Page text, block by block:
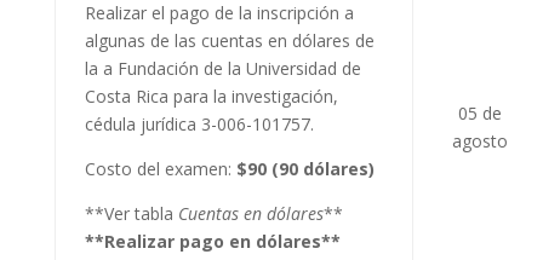
Realizar el pago de la inscripción a
algunas de las cuentas en dólares de
la a Fundación de la Universidad de
Costa Rica para la investigación,
cédula jurídica 3-006-101757.
Costo del examen: $90 (90 dólares)
**Ver tabla Cuentas en dólares**
**Realizar pago en dólares**
05 de
agosto